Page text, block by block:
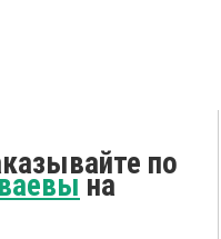
по
на